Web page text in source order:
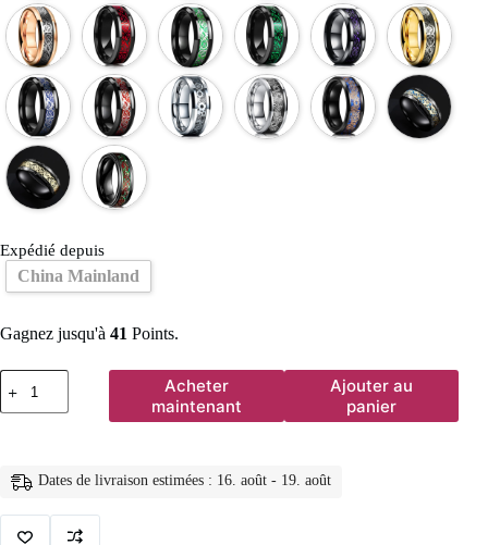
Expédié depuis
China Mainland
Gagnez jusqu'à 41 Points.
quantité
de
Bague
inoxydable
Acheter
maintenant
Ajouter au
panier
Dates de livraison estimées : 16. août - 19. août